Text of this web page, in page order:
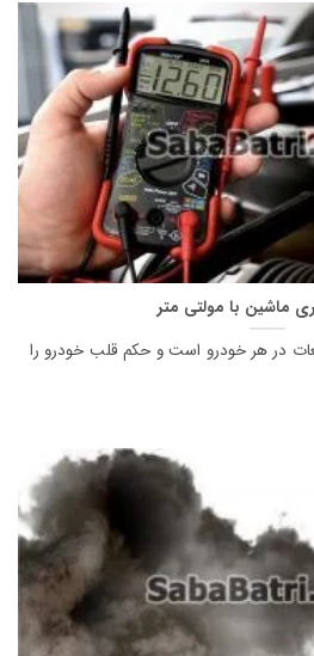
ماشین با مولتی متر
در هر خودرو است و حکم قلب خودرو را